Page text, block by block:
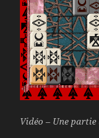
Vidéo – Une